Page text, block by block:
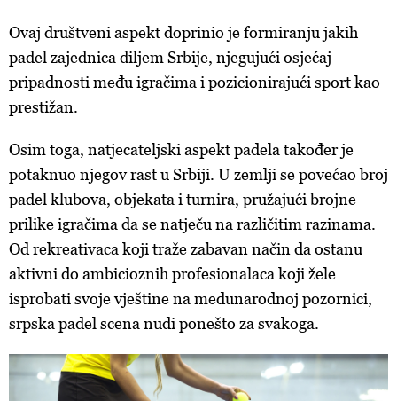
Ovaj društveni aspekt doprinio je formiranju jakih
padel zajednica diljem Srbije, njegujući osjećaj
pripadnosti među igračima i pozicionirajući sport kao
prestižan.
Osim toga, natjecateljski aspekt padela također je
potaknuo njegov rast u Srbiji. U zemlji se povećao broj
padel klubova, objekata i turnira, pružajući brojne
prilike igračima da se natječu na različitim razinama.
Od rekreativaca koji traže zabavan način da ostanu
aktivni do ambicioznih profesionalaca koji žele
isprobati svoje vještine na međunarodnoj pozornici,
srpska padel scena nudi ponešto za svakoga.